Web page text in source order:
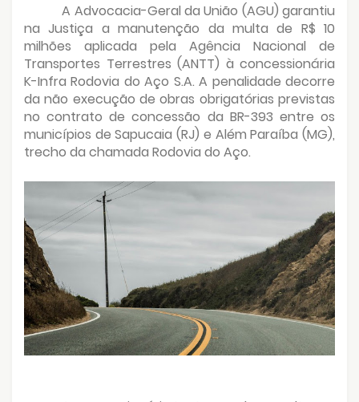
A Advocacia-Geral da União (AGU) garantiu
na Justiça a manutenção da multa de R$ 10
milhões aplicada pela Agência Nacional de
Transportes Terrestres (ANTT) à concessionária
K-Infra Rodovia do Aço S.A. A penalidade decorre
da não execução de obras obrigatórias previstas
no contrato de concessão da BR-393 entre os
municípios de Sapucaia (RJ) e Além Paraíba (MG),
trecho da chamada Rodovia do Aço.